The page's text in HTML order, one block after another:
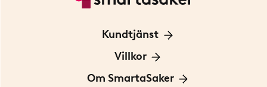
Kundtjänst
Kontakta oss
För Företag
Villkor
Frakt och leverans
Om SmartaSaker